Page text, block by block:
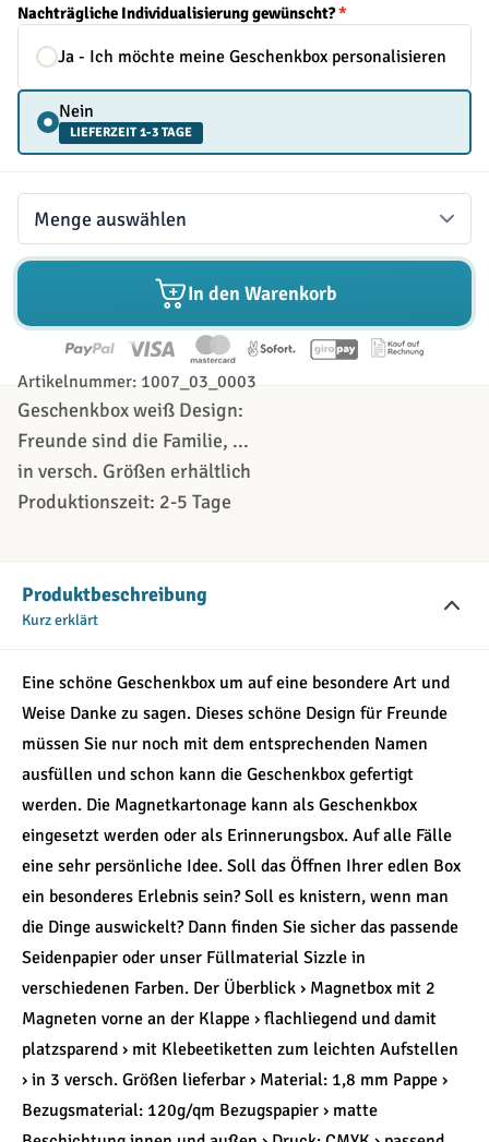
Produktbeschreibung
Kurz erklärt
Eine schöne Geschenkbox um auf eine besondere Art und
Weise Danke zu sagen. Dieses schöne Design für Freunde
müssen Sie nur noch mit dem entsprechenden Namen
ausfüllen und schon kann die Geschenkbox gefertigt
werden. Die Magnetkartonage kann als Geschenkbox
eingesetzt werden oder als Erinnerungsbox. Auf alle Fälle
eine sehr persönliche Idee. Soll das Öffnen Ihrer edlen Box
ein besonderes Erlebnis sein? Soll es knistern, wenn man
die Dinge auswickelt? Dann finden Sie sicher das passende
Seidenpapier oder unser Füllmaterial Sizzle in
verschiedenen Farben. Der Überblick › Magnetbox mit 2
Magneten vorne an der Klappe › flachliegend und damit
platzsparend › mit Klebeetiketten zum leichten Aufstellen
› in 3 versch. Größen lieferbar › Material: 1,8 mm Pappe ›
Bezugsmaterial: 120g/qm Bezugspapier › matte
Nachträgliche Individualisierung gewünscht?*
Ja - Ich möchte meine Geschenkbox personalisieren
Nein
LIEFERZEIT 1-3 TAGE
Menge
In den Warenkorb
Artikelnummer: 1007_03_0003
Geschenkbox weiß Design:
Freunde sind die Familie, ...
in versch. Größen erhältlich
Produktionszeit: 2-5 Tage